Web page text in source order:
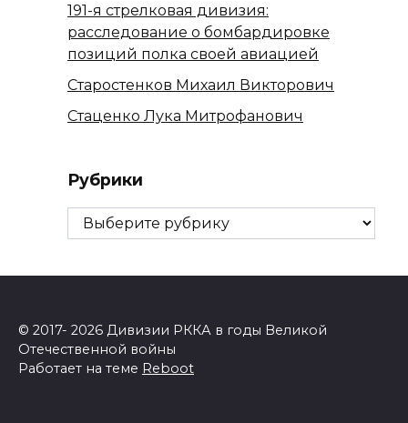
191-я стрелковая дивизия:
расследование о бомбардировке
позиций полка своей авиацией
Старостенков Михаил Викторович
Стаценко Лука Митрофанович
Рубрики
Рубрики
© 2017- 2026 Дивизии РККА в годы Великой
Отечественной войны
Работает на теме Reboot